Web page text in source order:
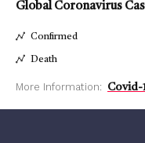
Global Coronavirus
Confirmed
Death
More Information: Covid-